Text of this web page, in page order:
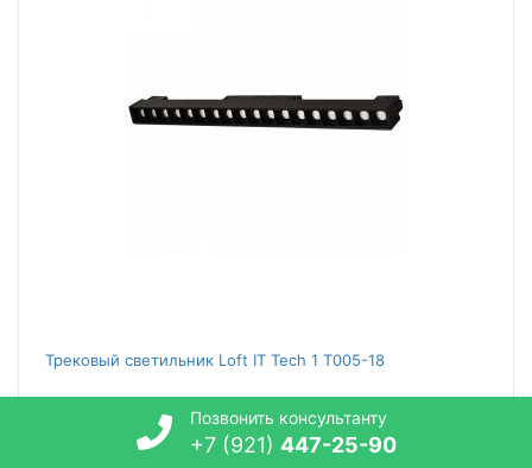
Трековый светильник Loft IT Tech 1 T005-18
Уточняйте наличие
Позвонить консультанту
+7 (921) 447-25-90